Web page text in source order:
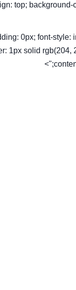
top; background-
0px; font-
1px solid